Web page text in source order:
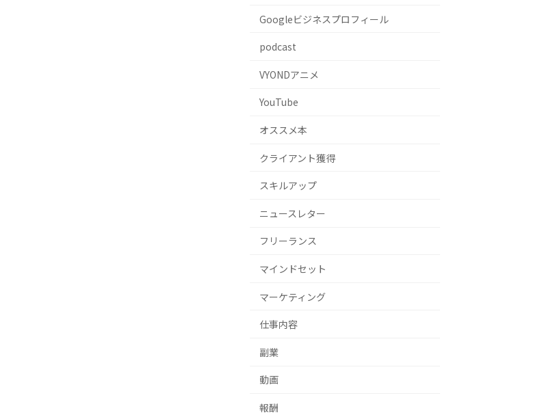
Googleビジネスプロフィール
podcast
VYONDアニメ
YouTube
オススメ本
クライアント獲得
スキルアップ
ニュースレター
フリーランス
マインドセット
マーケティング
仕事内容
副業
動画
報酬